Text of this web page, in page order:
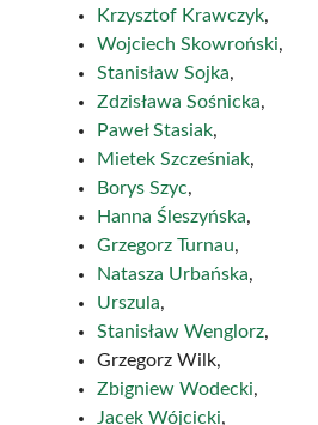
Krzysztof Krawczyk,
Wojciech Skowroński,
Stanisław Sojka,
Zdzisława Sośnicka,
Paweł Stasiak,
Mietek Szcześniak,
Borys Szyc,
Hanna Śleszyńska,
Grzegorz Turnau,
Natasza Urbańska,
Urszula,
Stanisław Wenglorz,
Grzegorz Wilk,
Zbigniew Wodecki,
Jacek Wójcicki,